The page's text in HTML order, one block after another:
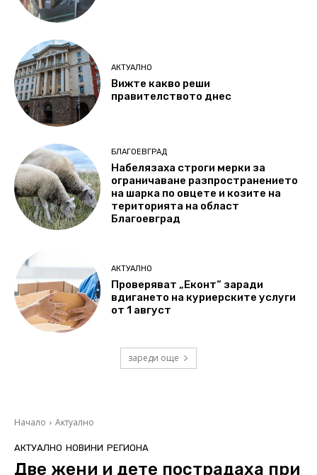
АКТУАЛНО
Вижте какво реши
правителството днес
БЛАГОЕВГРАД
Набелязаха строги мерки за
ограничаване разпространението
на шарка по овцете и козите на
територията на област
Благоевград
АКТУАЛНО
Проверяват „Еконт“ заради
вдигането на куриерските услуги
от 1 август
зареди още